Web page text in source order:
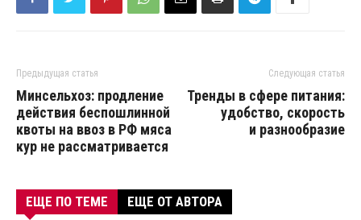
Предыдущая статья
Минсельхоз: продление
действия беспошлинной
квоты на ввоз в РФ мяса
кур не рассматривается
Следующая статья
Тренды в сфере питания:
удобство, скорость
и разнообразие
ЕЩЕ ПО ТЕМЕ ЕЩЕ ОТ АВТОРА